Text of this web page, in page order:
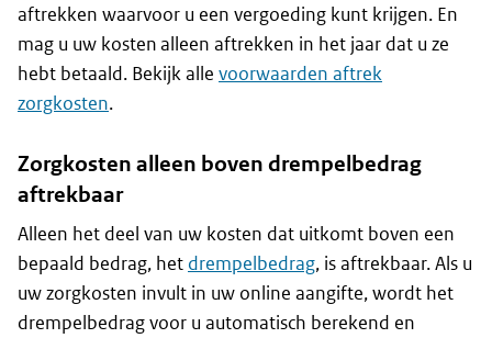
aftrekken waarvoor u een vergoeding kunt krijgen. En
mag u uw kosten alleen aftrekken in het jaar dat u ze
hebt betaald. Bekijk alle voorwaarden aftrek
zorgkosten.
Zorgkosten alleen boven drempelbedrag
aftrekbaar
Alleen het deel van uw kosten dat uitkomt boven een
bepaald bedrag, het drempelbedrag, is aftrekbaar. Als u
uw zorgkosten invult in uw online aangifte, wordt het
drempelbedrag voor u automatisch berekend en